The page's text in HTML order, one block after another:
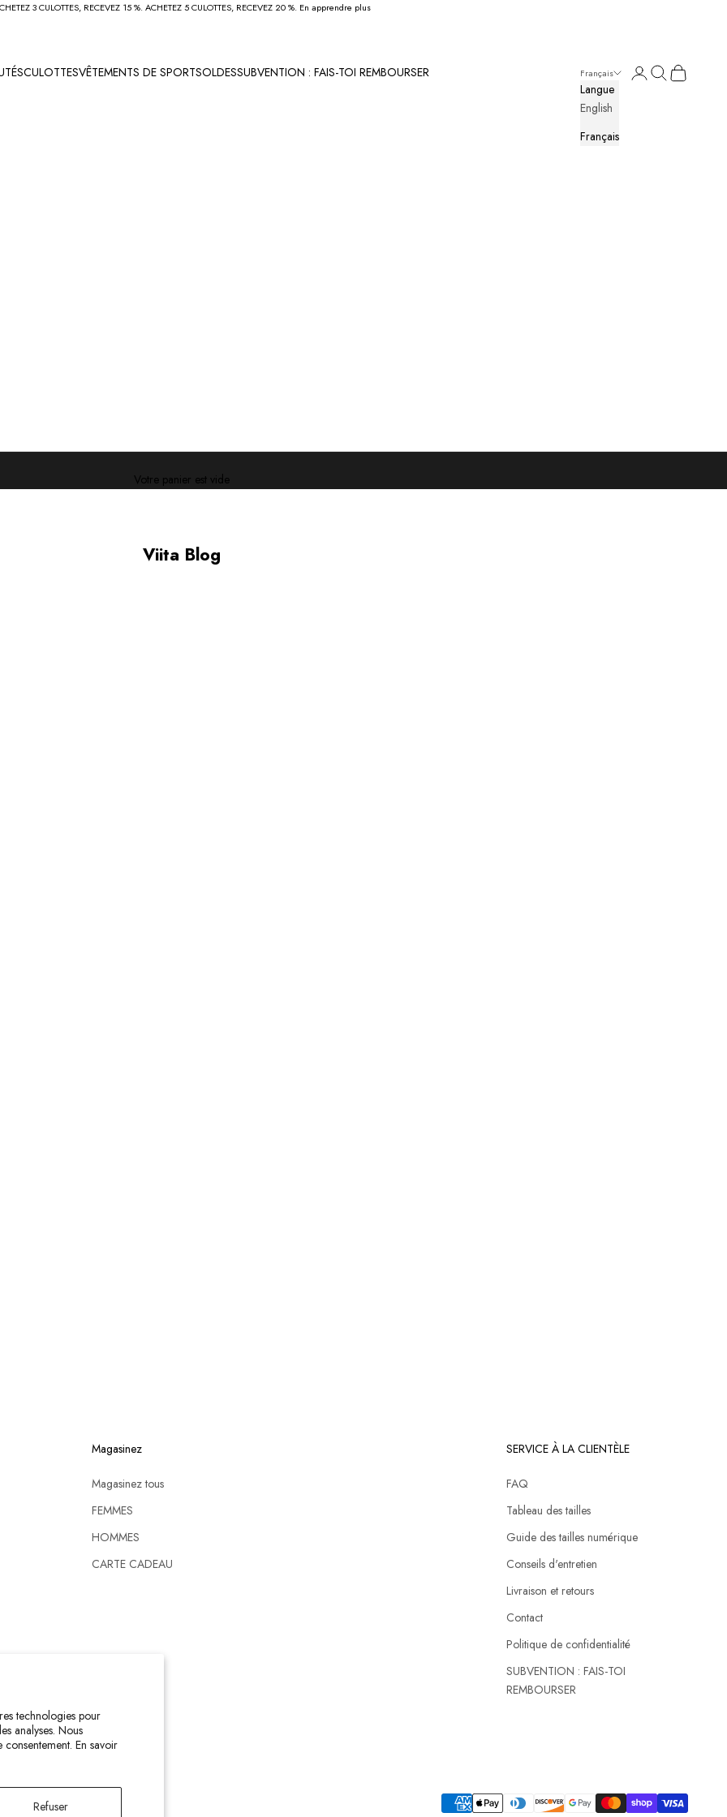
technologies pour
analyses. Nous
consentement. En savoir
Refuser
3 CULOTTES, RECEVEZ 15 %. ACHETEZ 5 CULOTTES, RECEVEZ 20 %.En apprendre plus
CULOTTESVÊTEMENTS DE SPORTSOLDESSUBVENTION : FAIS-TOI REMBOURSER Français
Langue
English
Français
Connexion
Recherche
Panier
Votre panier est vide
Viita Blog
Magasinez
Magasinez tous
FEMMES
HOMMES
CARTE CADEAU
SERVICE À LA CLIENTÈLE
FAQ
Tableau des tailles
Guide des tailles numérique
Conseils d'entretien
Livraison et retours
Contact
Politique de confidentialité
SUBVENTION : FAIS-TOI
REMBOURSER